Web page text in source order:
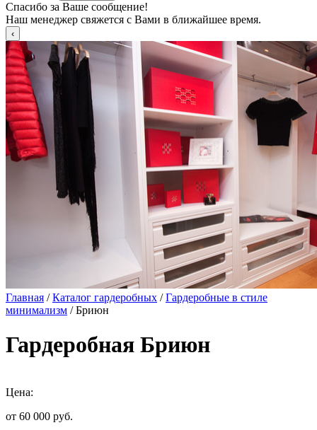
Спасибо за Ваше сообщение!
Наш менеджер свяжется с Вами в ближайшее время.
Главная /Каталог гардеробных /Гардеробные в стиле
минимализм / Бриюн
Гардеробная Бриюн
Цена:
от 60 000 руб.